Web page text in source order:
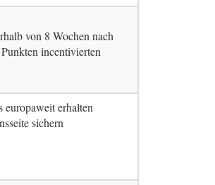
von 8 Wochen nach
incentivierten
europaweit erhalten
sichern